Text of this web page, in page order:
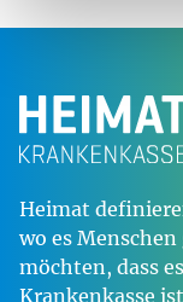
Heimat
wo es
möchten, dass
Krankenkasse